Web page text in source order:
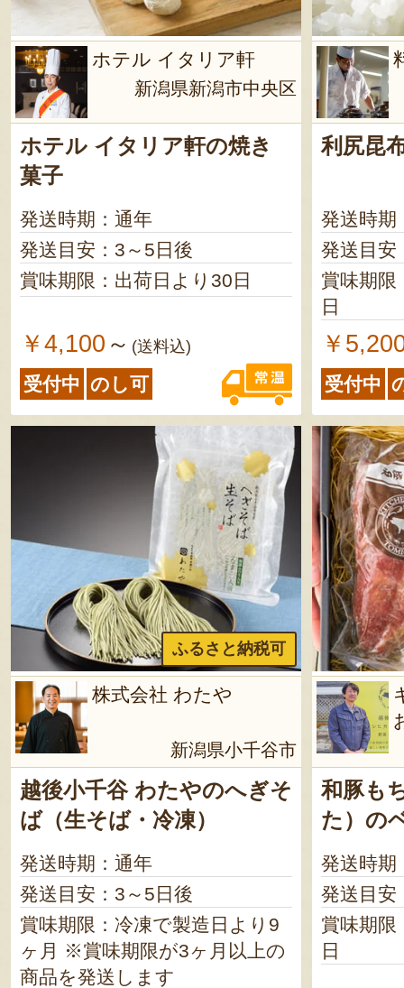
みそ漬け／製造日より14日 ※
賞味期限が11日以上の商品を発
送します ジェノベーゼモッツ
ァレラ／製造日より14日 ※賞
味期限が11日以上の商品を発送
します 濃厚トマトモッツァレ
ラ／製造日より14日 ※賞味期
す
ホテル イタリア軒
新潟県新潟市中央区
ホテル イタリア軒の焼き
菓子
発送時期：通年
発送目安：3～5日後
賞味期限：出荷日より30日
￥4,100 ～ (送料込)
受付中 のし可
利尻昆
発送時期
発送目安
賞味期限
日
￥
受付中
ふるさと納税可
株式会社 わたや
新潟県小千谷市
越後小千谷 わたやのへぎそ
ば（生そば・冷凍）
発送時期：通年
発送目安：3～5日後
賞味期限：冷凍で製造日より9
ヶ月 ※賞味期限が3ヶ月以上の
商品を発送します
和豚も
た）の
発送時期
発送目安
賞味期限
日